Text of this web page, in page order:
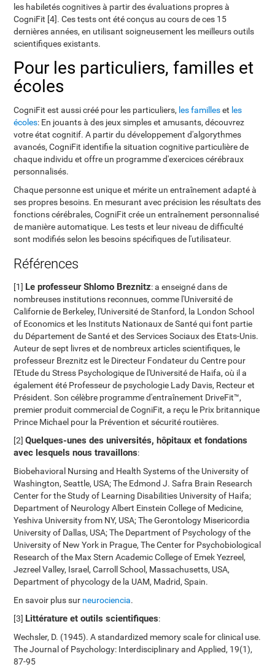
les habiletés cognitives à partir des évaluations propres à
CogniFit [4]. Ces tests ont été conçus au cours de ces 15
dernières années, en utilisant soigneusement les meilleurs outils
scientifiques existants.
Pour les particuliers, familles et
écoles
CogniFit est aussi créé pour les particuliers, les familleset les
écoles: En jouants à des jeux simples et amusants, découvrez
votre état cognitif. A partir du développement d'algorythmes
avancés, CogniFit identifie la situation cognitive particulière de
chaque individu et offre un programme d'exercices cérébraux
personnalisés.
Chaque personne est unique et mérite un entraînement adapté à
ses propres besoins. En mesurant avec précision les résultats des
fonctions cérébrales, CogniFit crée un entraînement personnalisé
de manière automatique. Les tests et leur niveau de difficulté
sont modifiés selon les besoins spécifiques de l'utilisateur.
Références
[1] Le professeur Shlomo Breznitz: a enseigné dans de
nombreuses institutions reconnues, comme l'Université de
Californie de Berkeley, l'Université de Stanford, la London School
of Economics et les Instituts Nationaux de Santé qui font partie
du Département de Santé et des Services Sociaux des Etats-Unis.
Auteur de sept livres et de nombreux articles scientifiques, le
professeur Breznitz est le Directeur Fondateur du Centre pour
l'Etude du Stress Psychologique de l'Université de Haifa, où il a
également été Professeur de psychologie Lady Davis, Recteur et
Président. Son célèbre programme d'entraînement DriveFit™,
premier produit commercial de CogniFit, a reçu le Prix britannique
Prince Michael pour la Prévention et sécurité routières.
[2]Quelques-unes des universités, hôpitaux et fondations
avec lesquels nous travaillons:
Biobehavioral Nursing and Health Systems of the University of
Washington, Seattle, USA; The Edmond J. Safra Brain Research
Center for the Study of Learning Disabilities University of Haifa;
Department of Neurology Albert Einstein College of Medicine,
Yeshiva University from NY, USA; The Gerontology Misericordia
University of Dallas, USA; The Department of Psychology of the
University of New York in Prague, The Center for Psychobiological
Research of the Max Stern Academic College of Emek Yezreel,
Jezreel Valley, Israel, Carroll School, Massachusetts, USA,
Department of phycology de la UAM, Madrid, Spain.
En savoir plus sur neurociencia.
[3] Littérature et outils scientifiques:
Wechsler, D. (1945). A standardized memory scale for clinical use.
The Journal of Psychology: Interdisciplinary and Applied, 19(1),
87-95